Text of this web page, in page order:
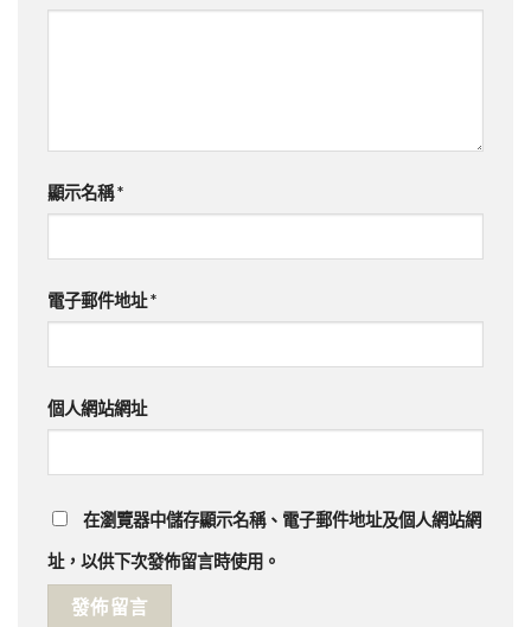
顯示名稱*
電子郵件地址*
個人網站網址
在瀏覽器中儲存顯示名稱、電子郵件地址及個人網站網
址，以供下次發佈留言時使用。